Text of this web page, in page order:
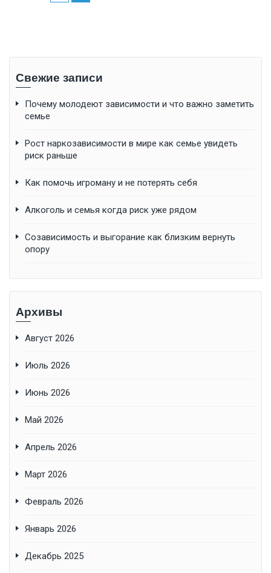
Свежие записи
Почему молодеют зависимости и что важно заметить
семье
Рост наркозависимости в мире как семье увидеть
риск раньше
Как помочь игроману и не потерять себя
Алкоголь и семья когда риск уже рядом
Созависимость и выгорание как близким вернуть
опору
Архивы
Август 2026
Июль 2026
Июнь 2026
Май 2026
Апрель 2026
Март 2026
Февраль 2026
Январь 2026
Декабрь 2025